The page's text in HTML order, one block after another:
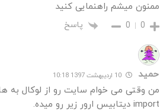
ممنون میشم راهنمایی کنید
0
0 پاسخ
حمید
من وقتی می خوام سایت رو از لوکال به
import دیتابیس ارور زیر رو میده.